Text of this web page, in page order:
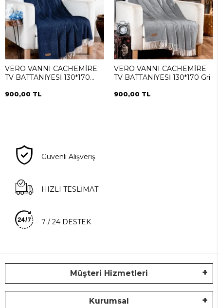
VERO VANNI CACHEMİRE
TV BATTANİYESİ 130*170
900,00 TL
VERO VANNI CACHEMİRE
TV BATTANİYESİ 130*170 Gri
900,00 TL
Güvenli Alışveriş
HIZLI TESLİMAT
7 / 24 DESTEK
Müşteri Hizmetleri
Kurumsal